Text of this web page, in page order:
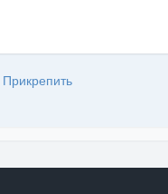
Прикрепить